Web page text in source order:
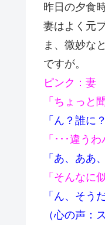
昨日の夕食
妻はよく元
ま、微妙な
ですが。
ピンク：妻
「ちょっと
「ん？誰に
「･･･違う
「あ、ああ
「そんなに
「ん、そう
（心の声：